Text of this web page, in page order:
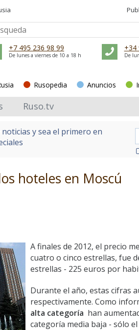
+7 495 236 98 99
De lunes a viernes de 10 a 18 h
+34
De
Rusopedia Anuncios
Ruso.tv
y sea el primero en
hoteles en Moscú
A finales de 2012, el precio
cuatro o cinco estrellas, fue
estrellas - 225 euros por
Durante el año, estas cifras
respectivamente. Como
alta categoría han
categoría media baja - sólo